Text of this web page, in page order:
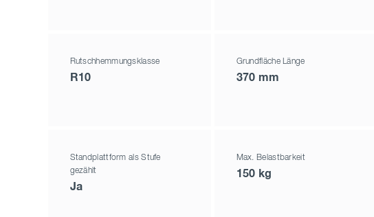
Rutschhemmungsklasse
R10
Grundfläche Länge
370 mm
Standplattform als Stufe
gezählt
Ja
Max. Belastbarkeit
150 kg